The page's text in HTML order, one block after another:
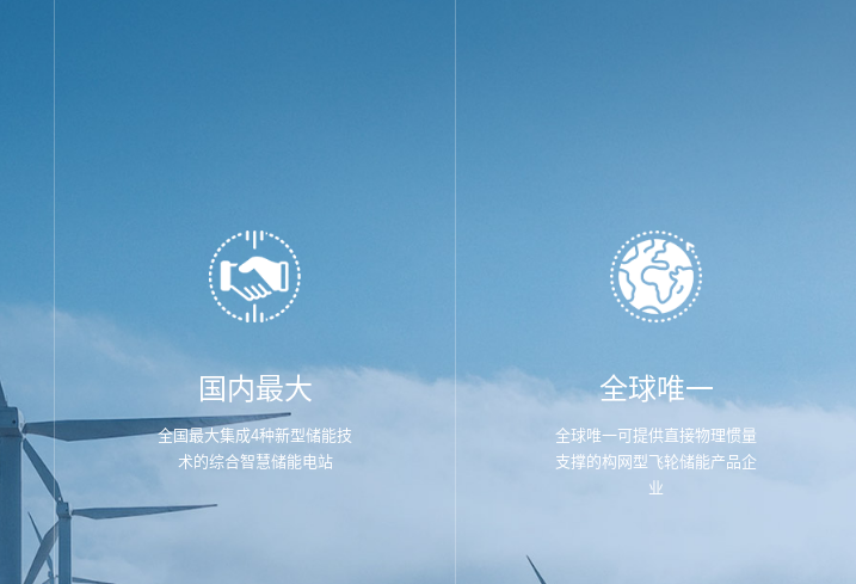
国内最大
全国最大集成4种新型储能技
术的综合智慧储能电站
全球唯一
全球唯一可提供直接物理惯量
支撑的构网型飞轮储能产品企
业